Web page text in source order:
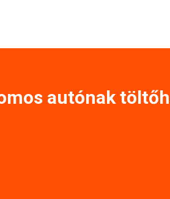
autónak